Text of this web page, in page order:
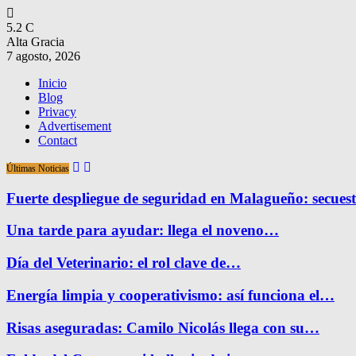
5.2 C
Alta Gracia
7 agosto, 2026
Inicio
Blog
Privacy
Advertisement
Contact
Últimas Noticias
Fuerte despliegue de seguridad en Malagueño:
Una tarde para ayudar: llega el noveno…
Día del Veterinario: el rol clave de…
Energía limpia y cooperativismo: así funciona el…
Risas aseguradas: Camilo Nicolás llega con su…